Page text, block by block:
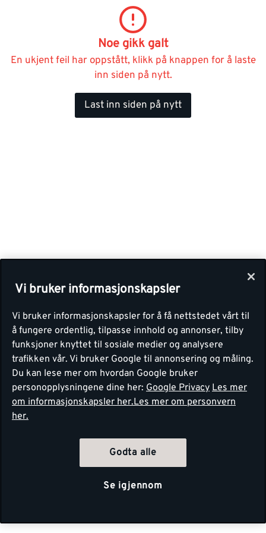
Noe gikk galt
En ukjent feil har oppstått, klikk på knappen for å laste
inn siden på nytt.
Last inn siden på nytt
Vi bruker informasjonskapsler
Vi bruker informasjonskapsler for å få nettstedet vårt til
å fungere ordentlig, tilpasse innhold og annonser, tilby
funksjoner knyttet til sosiale medier og analysere
trafikken vår. Vi bruker Google til annonsering og måling.
Du kan lese mer om hvordan Google bruker
personopplysningene dine her: Google Privacy Les mer
om informasjonskapsler her.Les mer om personvern
her.
Godta alle
Se igjennom